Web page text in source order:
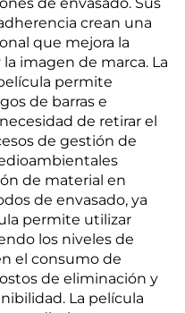
crean una
que mejora la
imagen de marca. La
permite
de barras e
de retirar el
de gestión de
de material en
de envasado, ya
permite utilizar
los niveles de
el consumo de
de eliminación y
La película